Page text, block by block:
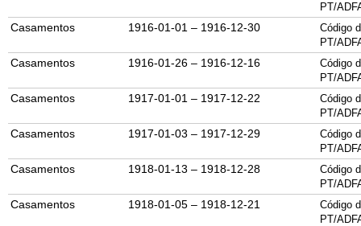
PT/
Casamentos 1916-01-01 – 1916-12-30
Código
PT/
Casamentos 1916-01-26 – 1916-12-16
Código
PT/
Casamentos 1917-01-01 – 1917-12-22
Código
PT/
Casamentos 1917-01-03 – 1917-12-29
Código
PT/
Casamentos 1918-01-13 – 1918-12-28
Código
PT/
Casamentos 1918-01-05 – 1918-12-21
Código
PT/